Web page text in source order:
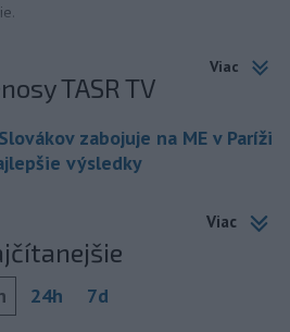
Viac
TASR TV
zabojuje na ME v Paríži
výsledky
Viac
24h 7d